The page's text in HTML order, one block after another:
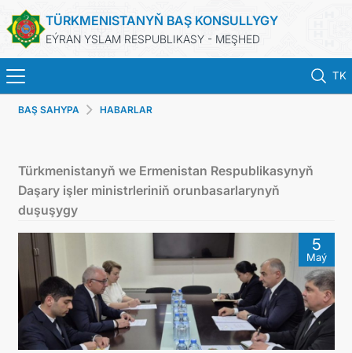
TÜRKMENISTANYŇ BAŞ KONSULLYGY
EÝRAN YSLAM RESPUBLIKASY - MEŞHED
TK
MFA
CONTACT US
BAŞ SAHYPA HABARLAR
Türkmenistanyň we Ermenistan Respublikasynyň
Daşary işler ministrleriniň orunbasarlarynyň
duşuşygy
5
Maý